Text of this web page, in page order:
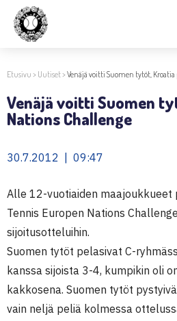
Etusivu > Uutiset>Venäjä voitti Suomen tytöt,
Venäjä voitti Suomen
Nations Challenge
30.7.2012 | 09:47
Alle 12-vuotiaiden
Tennis Europen Nations
sijoitusotteluihin.
Suomen tytöt pelasivat C-
kanssa sijoista 3-4, kumpikin oli
kakkosena. Suomen tytöt
vain neljä peliä kolmessa